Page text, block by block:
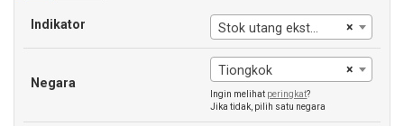
Indikator ×
Stok utang eksternal, swasta tidak dijamin
Negara
×
Tiongkok
Ingin melihat peringkat?
Jika tidak, pilih satu negara